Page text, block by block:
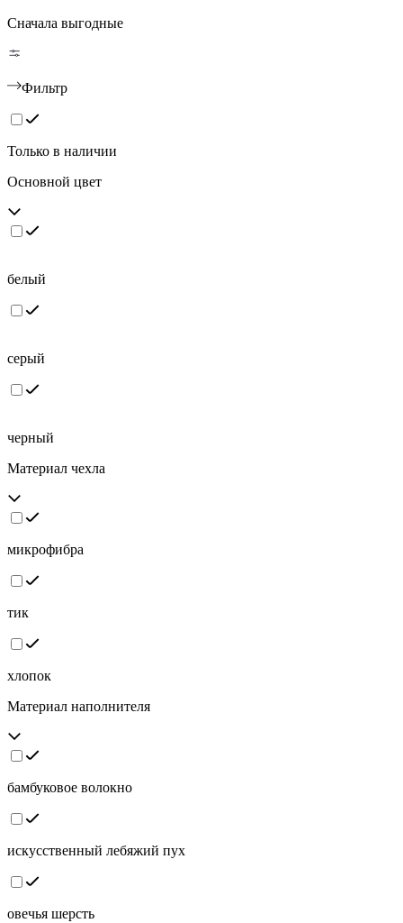
Сначала выгодные
Фильтр
Только в наличии
Основной цвет
белый
серый
черный
Материал чехла
микрофибра
тик
хлопок
Материал наполнителя
бамбуковое волокно
искусственный лебяжий пух
овечья шерсть